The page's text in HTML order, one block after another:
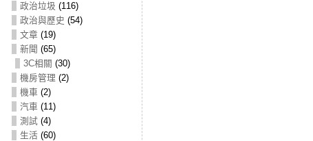
政治垃圾 (116)
政治與歷史 (54)
文章 (19)
新聞 (65)
3C相關 (30)
機房管理 (2)
機車(2)
汽車(11)
測試(4)
生活(60)